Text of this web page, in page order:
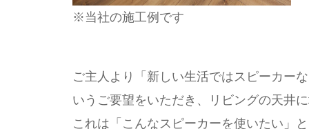
※当社の施工例です
ご主人より「新しい生活ではスピーカー
いうご要望をいただき、リビングの天井
これは「こんなスピーカーを使いたい」